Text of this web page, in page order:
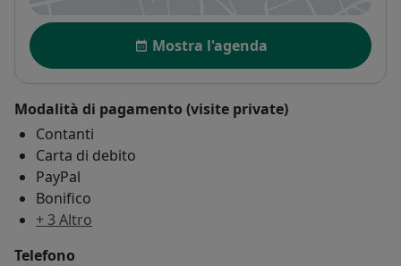
Disponibilità
Mostra l'agenda
Modalità di pagamento (visite private)
Contanti
Carta di debito
PayPal
Bonifico
+ 3 Altro
Telefono